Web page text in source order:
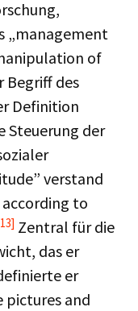
„management
of
Begriff des
Definition
Steuerung der
verstand
to
Zentral für die
das er
er
pictures and